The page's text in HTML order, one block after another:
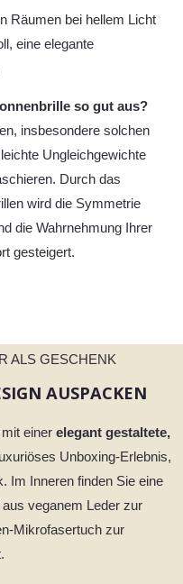
Räumen bei hellem Licht
eine elegante
so gut aus?
insbesondere solchen
Ungleichgewichte
Durch das
wird die Symmetrie
die Wahrnehmung Ihrer
gesteigert.
ALS GESCHENK
AUSPACKEN
einer elegant gestaltete,
Unboxing-Erlebnis,
Im Inneren finden Sie eine
veganem Leder zur
Mikrofasertuch zur